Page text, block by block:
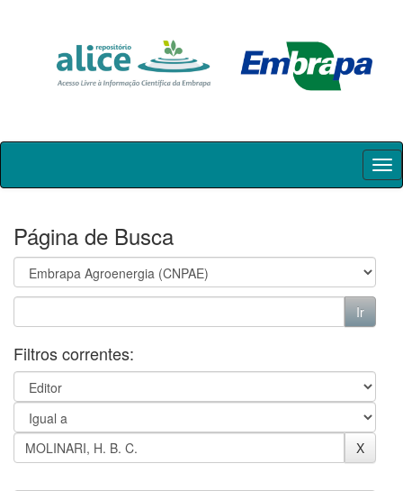
Skip
Página de Busca
Filtros correntes: